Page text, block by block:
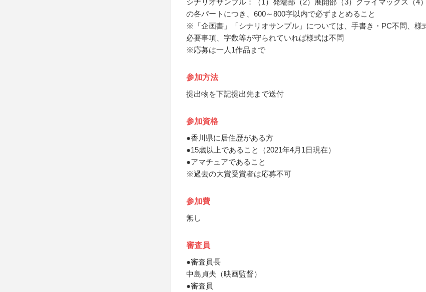
シナリオサンプル：（1）発端部（2）展開部（3）クライマックス（4
の各パートにつき、600～800字以内で必ずまとめること
※「企画書」「シナリオサンプル」については、手書き・PC不問、様
必要事項、字数等が守られていれば様式は不問
※応募は一人1作品まで
参加方法
提出物を下記提出先まで送付
参加資格
●香川県に居住歴がある方
●15歳以上であること（2021年4月1日現在）
●アマチュアであること
※過去の大賞受賞者は応募不可
参加費
無し
審査員
●審査員長
中島貞夫（映画監督）
●審査員